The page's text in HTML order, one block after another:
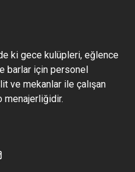
ki gece kulüpleri, eğlence
barlar için personel
ve mekanlar ile çalışan
menajerliğidir.